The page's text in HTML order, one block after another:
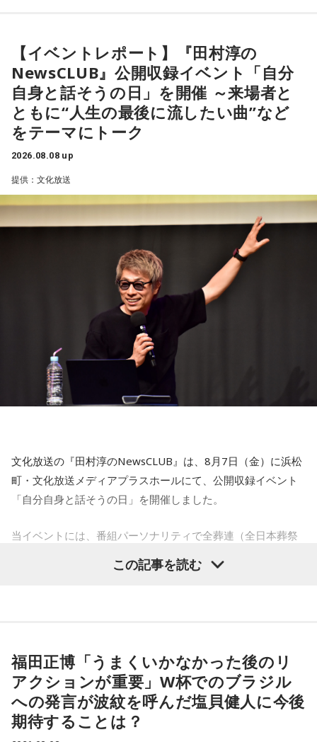
【イベントレポート】『田村淳の
NewsCLUB』公開収録イベント「自分
自身と話そうの日」を開催 ～来場者と
ともに“人生の最後に流したい曲”など
をテーマにトーク
2026.08.08 up
提供：文化放送
文化放送の『田村淳のNewsCLUB』は、8月7日（金）に浜松
町・文化放送メディアプラスホールにて、公開収録イベント
「自分自身と話そうの日」を開催しました。
当イベントには、番組パーソナリティで全葬連（全日本葬祭
村淳と、アシスタントの砂山圭大郎アナウンサーが登壇。
昨年に続き2回目の開催となる本イベントは、参加者が自分自
身を見つめ直す2つのコーナーで展開。「自分への表彰状を送
ろう」のコーナーでは、大きな成功でなくても「自分、本当
によく頑張ったな」と思えるこれまでの出来事を、“自分への
この記事を読む
福田正博「うまくいかなかった後のリ
アクションが重要」W杯でのブラジル
への発言が波紋を呼んだ塩貝健人に今後
期待することは？